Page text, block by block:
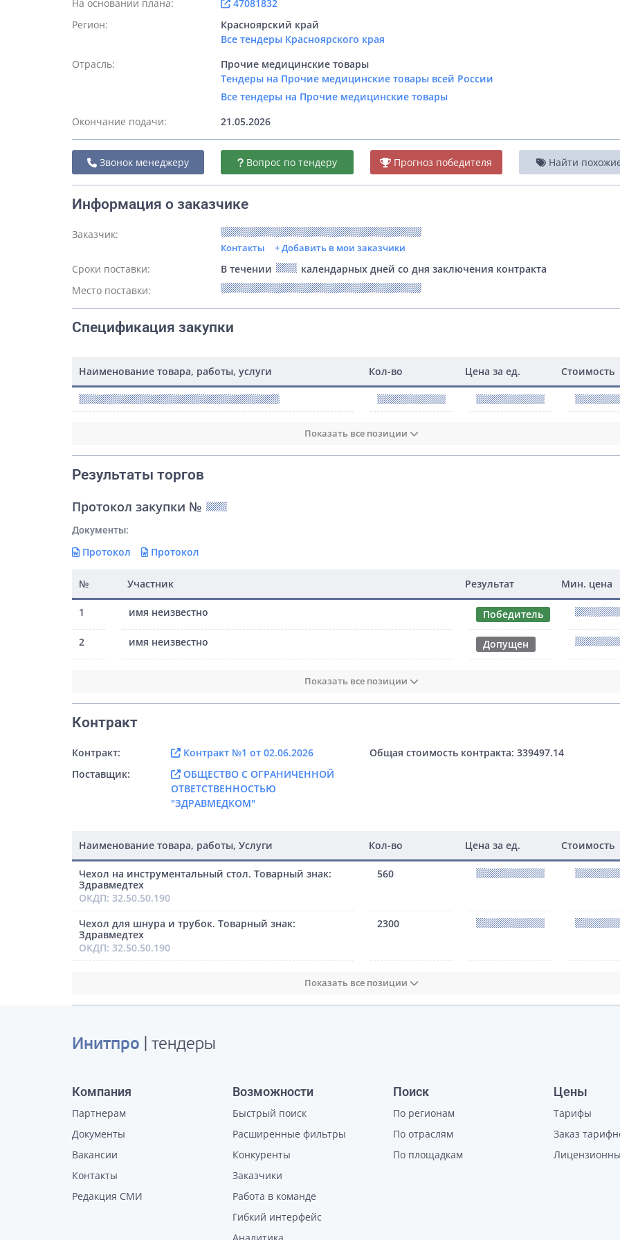
На основании плана:
47081832
Регион:
Красноярский край
Все тендеры Красноярского края
Отрасль:
Прочие медицинские товары
Тендеры на Прочие медицинские товары всей России
Все тендеры на Прочие медицинские товары
Окончание подачи:
21.05.2026
Звонок менеджеру Вопрос по тендеру Прогноз победителя Найти
Информация о заказчике
Заказчик:
Контакты + Добавить в мои заказчики
Сроки поставки: В течении
календарных дней со дня заключения контракта
Место поставки:
Спецификация закупки
Наименование товара, работы, услуги Кол-во Цена за ед. Стоимость
Показать все позиции
Результаты торгов
Протокол закупки №
Документы:
Протокол Протокол
№ Участник Результат Мин. цена
1 имя неизвестно Победитель
2 имя неизвестно Допущен
Показать все позиции
Контракт
Контракт: Контракт №1 от 02.06.2026
Общая стоимость контракта: 339497.14
Поставщик:
ОБЩЕСТВО С ОГРАНИЧЕННОЙ
ОТВЕТСТВЕННОСТЬЮ
"ЗДРАВМЕДКОМ"
Наименование товара, работы, Услуги Кол-во Цена за ед. Стоимость
Чехол на инструментальный стол. Товарный знак:
Здравмедтех
ОКДП: 32.50.50.190
560
Чехол для шнура и трубок. Товарный знак:
Здравмедтех
ОКДП: 32.50.50.190
2300
Показать все позиции
Инитпро | тендеры
Компания
Партнерам
Документы
Вакансии
Контакты
Редакция СМИ
Возможности
Быстрый поиск
Расширенные фильтры
Конкуренты
Заказчики
Работа в команде
Гибкий интерфейс
Поиск
По регионам
По отраслям
По площадкам
Цены
Тарифы
Заказ